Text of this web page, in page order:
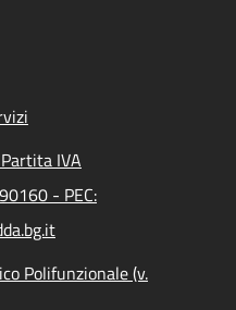
IVA
- PEC:
Polifunzionale (v.